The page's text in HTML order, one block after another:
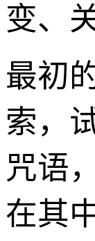
变、
最初
索，
咒语
在其